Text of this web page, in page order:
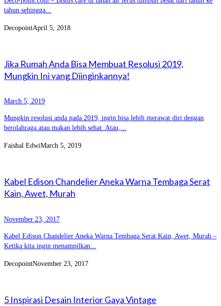
tahun sehingga...
DecopointApril 5, 2018
Jika Rumah Anda Bisa Membuat Resolusi 2019,
Mungkin Ini yang Diinginkannya!
March 5, 2019
Mungkin resolusi anda pada 2019, ingin bisa lebih merawat diri dengan
berolahraga atau makan lebih sehat. Atau,...
Faishal EdwiMarch 5, 2019
Kabel Edison Chandelier Aneka Warna Tembaga Serat
Kain, Awet, Murah
November 23, 2017
Kabel Edison Chandelier Aneka Warna Tembaga Serat Kain, Awet, Murah –
Ketika kita ingin menampilkan...
DecopointNovember 23, 2017
5 Inspirasi Desain Interior Gaya Vintage